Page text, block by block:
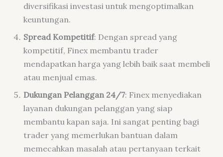
diversifikasi investasi untuk mengoptimalkan
keuntungan.
Spread Kompetitif: Dengan spread yang
kompetitif, Finex membantu trader
mendapatkan harga yang lebih baik saat membeli
atau menjual emas.
Dukungan Pelanggan 24/7: Finex menyediakan
layanan dukungan pelanggan yang siap
membantu kapan saja. Ini sangat penting bagi
trader yang memerlukan bantuan dalam
memecahkan masalah atau pertanyaan terkait